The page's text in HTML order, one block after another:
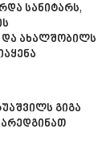
სანიტარს,
და ახალშობილს
გიგა